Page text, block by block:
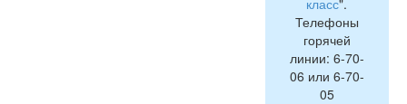
Телефоны
горячей
линии: 6-70-
06 или 6-70-
05